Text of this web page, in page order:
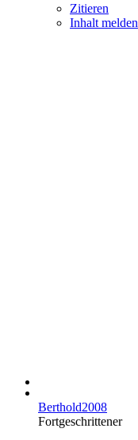
Zitieren
Inhalt melden
Berthold2008
Fortgeschrittener